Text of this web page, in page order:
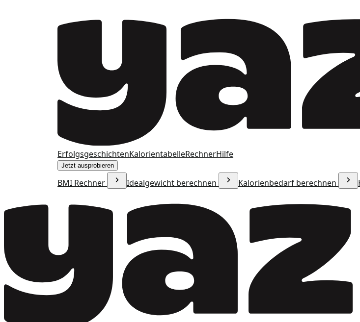
ErfolgsgeschichtenKalorientabelleRechnerHilfe
Jetzt ausprobieren
BMI Rechner Idealgewicht berechnen Kalorienbedarf berechnen